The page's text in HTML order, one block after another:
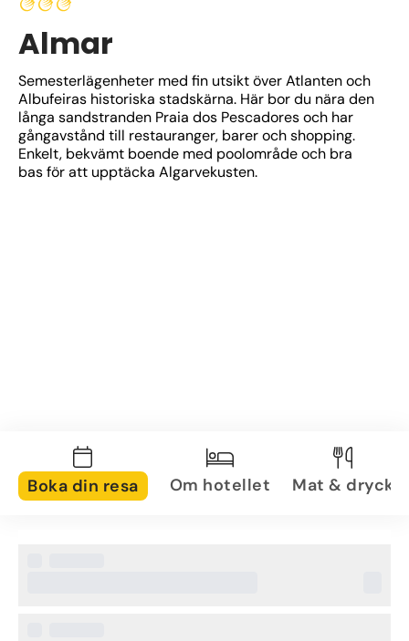
Almar
Semesterlägenheter med fin utsikt över Atlanten och
Albufeiras historiska stadskärna. Här bor du nära den
långa sandstranden Praia dos Pescadores och har
gångavstånd till restauranger, barer och shopping.
Enkelt, bekvämt boende med poolområde och bra
bas för att upptäcka Algarvekusten.
Boka din resa Om hotellet Mat & dryck